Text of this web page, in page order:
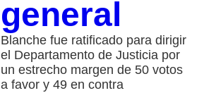
general
Blanche fue ratificado para dirigir
el Departamento de Justicia por
un estrecho margen de 50 votos
a favor y 49 en contra